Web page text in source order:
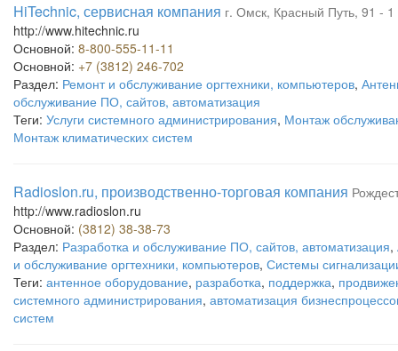
HiTechnic, сервисная компания г. Омск, Красный Путь, 91 - 1
http://www.hitechnic.ru
Основной: 8-800-555-11-11
Основной: +7 (3812) 246-702
Раздел: Ремонт и обслуживание оргтехники, компьютеров,
обслуживание ПО, сайтов, автоматизация
Теги: Услуги системного администрирования, Монтаж
Монтаж климатических систем
Radioslon.ru, производственно-торговая компания
http://www.radioslon.ru
Основной: (3812) 38-38-73
Раздел: Разработка и обслуживание ПО, сайтов, автоматизация,
и обслуживание оргтехники, компьютеров, Системы
Теги: антенное оборудование, разработка, поддержка,
системного администрирования, автоматизация
систем